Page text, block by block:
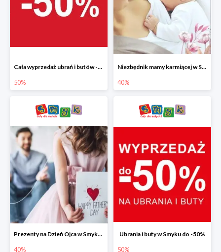
Cała wyprzedaż ubrań i butów -50%
50%
Niezbędnik mamy karmiącej w Smyku do -40%
40%
Prezenty na Dzień Ojca w Smyku do -40%
40%
Ubrania i buty w Smyku do -50%
50%